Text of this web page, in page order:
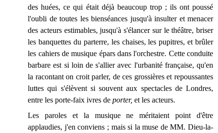
des huées, ce qui était déjà beaucoup trop ; ils ont poussé
l'oubli de toutes les bienséances jusqu'à insulter et menacer
des acteurs estimables, jusqu'à s'élancer sur le théâtre, briser
les banquettes du parterre, les chaises, les pupitres, et brûler
les cahiers de musique épars dans l'orchestre. Cette conduite
barbare est si loin de s'allier avec l'urbanité française, qu'en
la racontant on croit parler, de ces grossières et repoussantes
luttes qui s'élèvent si souvent aux spectacles de Londres,
entre les porte-faix ivres deporter, et les acteurs.
Les paroles et la musique ne méritaient point d'être
applaudies, j'en conviens ; mais si la muse de MM. Dieu-la-